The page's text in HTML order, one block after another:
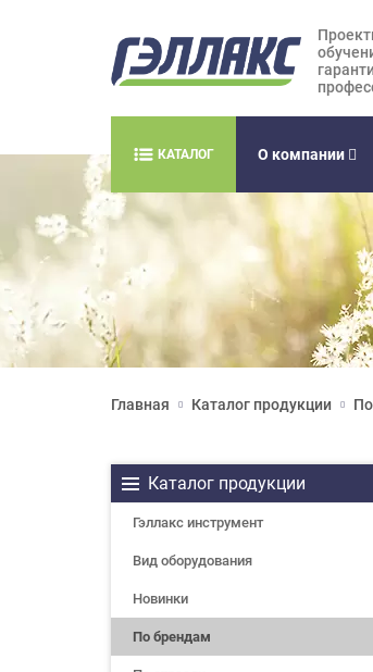
КАТАЛОГ О компании
Главная Каталог продукции
Каталог продукции
Гэллакс инструмент
Вид оборудования
Новинки
По брендам